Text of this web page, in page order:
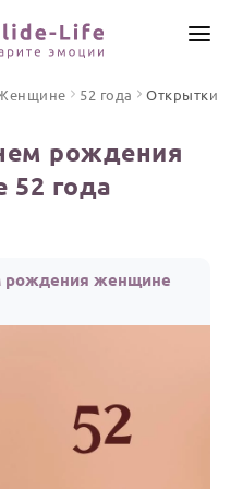
52 года Открытки
рождения
года
рождения женщине